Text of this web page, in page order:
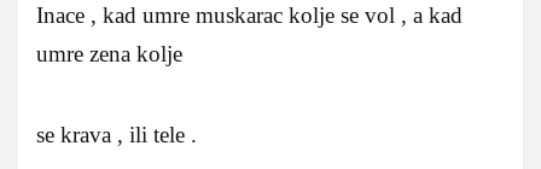
Inace , kad umre muskarac kolje se vol , a kad
umre zena kolje
se krava , ili tele .